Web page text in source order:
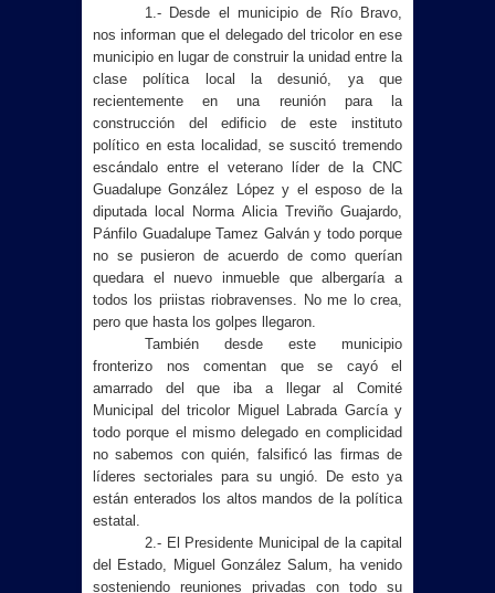
1.- Desde el municipio de Río Bravo,
nos informan que el delegado del tricolor en ese
municipio en lugar de construir la unidad entre la
clase política local la desunió, ya que
recientemente en una reunión para la
construcción del edificio de este instituto
político en esta localidad, se suscitó tremendo
escándalo entre el veterano líder de la CNC
Guadalupe González López y el esposo de la
diputada local Norma Alicia Treviño Guajardo,
Pánfilo Guadalupe Tamez Galván y todo porque
no se pusieron de acuerdo de como querían
quedara el nuevo inmueble que albergaría a
todos los priistas riobravenses. No me lo crea,
pero que hasta los golpes llegaron.
También desde este municipio
fronterizo nos comentan que se cayó el
amarrado del que iba a llegar al Comité
Municipal del tricolor Miguel Labrada García y
todo porque el mismo delegado en complicidad
no sabemos con quién, falsificó las firmas de
líderes sectoriales para su ungió. De esto ya
están enterados los altos mandos de la política
estatal.
2.- El Presidente Municipal de la capital
del Estado, Miguel González Salum, ha venido
sosteniendo reuniones privadas con todo su